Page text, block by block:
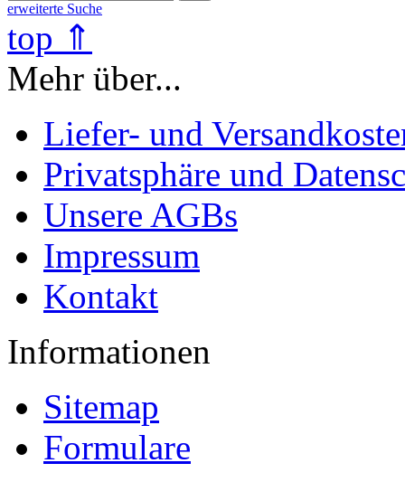
erweiterte Suche
top ⇑
Mehr über...
Liefer- und
Privatsphäre und
Unsere AGBs
Impressum
Kontakt
Informationen
Sitemap
Formulare